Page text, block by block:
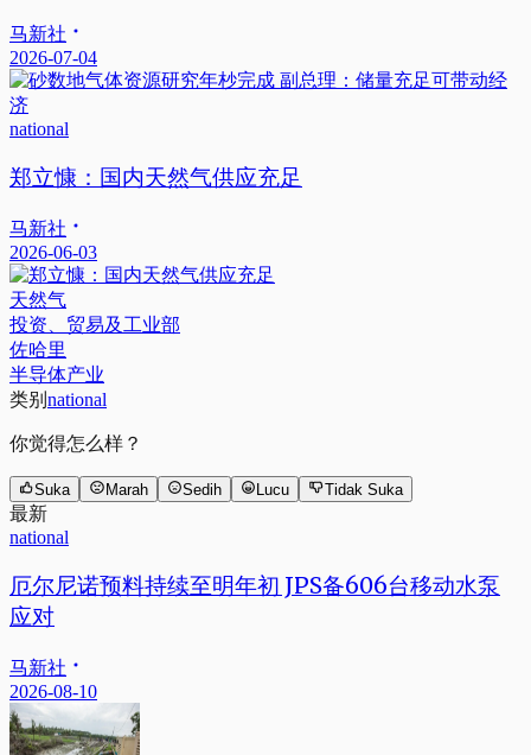
马新社
2026-07-04
national
郑立慷：国内天然气供应充足
马新社
2026-06-03
天然气
投资、贸易及工业部
佐哈里
半导体产业
类别 national
你觉得怎么样？
Suka Marah Sedih Lucu Tidak Suka
最新
national
厄尔尼诺预料持续至明年初 JPS备606台移动水泵
应对
马新社
2026-08-10